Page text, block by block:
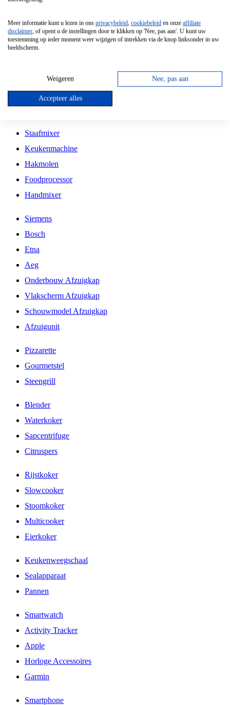
Vrijstaande Magnetron
Vrijstaande Kookplaat
Inbouw Gaskookplaat
Inbouw Keramische Kookplaat
Kookplaat Accessoires
Staafmixer
Keukenmachine
Hakmolen
Foodprocessor
Handmixer
Siemens
Bosch
Etna
Aeg
Onderbouw Afzuigkap
Vlakscherm Afzuigkap
Schouwmodel Afzuigkap
Afzuigunit
Pizzarette
Gourmetstel
Steengrill
Blender
Waterkoker
Sapcentrifuge
Citruspers
Rijstkoker
Slowcooker
Stoomkoker
Multicooker
Eierkoker
Keukenweegschaal
Sealapparaat
Pannen
Smartwatch
Activity Tracker
Apple
Horloge Accessoires
Garmin
Smartphone
Meer informatie kunt u lezen in ons privacybeleid, cookiebeleid en onze affiliate
disclaimer, of opent u de instellingen door te klikken op 'Nee, pas aan'. U kunt uw
toestemming op ieder moment weer wijzigen of intrekken via de knop linksonder in uw
beeldscherm.
Weigeren Nee, pas aan
Accepteer alles